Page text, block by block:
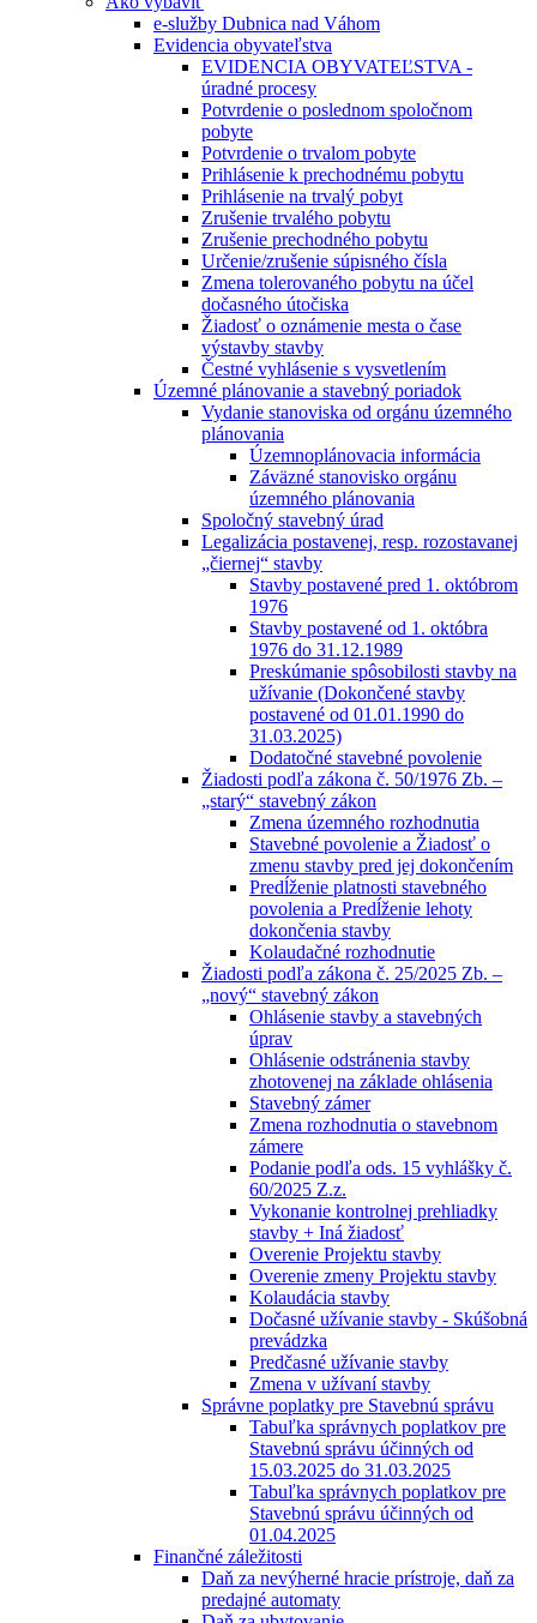
e-služby Dubnica nad Váhom
Evidencia obyvateľstva
EVIDENCIA OBYVATEĽSTVA -
úradné procesy
Potvrdenie o poslednom spoločnom
pobyte
Potvrdenie o trvalom pobyte
Prihlásenie k prechodnému pobytu
Prihlásenie na trvalý pobyt
Zrušenie trvalého pobytu
Zrušenie prechodného pobytu
Určenie/zrušenie súpisného čísla
Zmena tolerovaného pobytu na účel
dočasného útočiska
Žiadosť o oznámenie mesta o čase
výstavby stavby
Čestné vyhlásenie s vysvetlením
Územné plánovanie a stavebný poriadok
Vydanie stanoviska od orgánu územného
plánovania
Územnoplánovacia informácia
Záväzné stanovisko orgánu
územného plánovania
Spoločný stavebný úrad
Legalizácia postavenej, resp. rozostavanej
„čiernej“ stavby
Stavby postavené pred 1. októbrom
1976
Stavby postavené od 1. októbra
1976 do 31.12.1989
Preskúmanie spôsobilosti stavby na
užívanie (Dokončené stavby
postavené od 01.01.1990 do
31.03.2025)
Dodatočné stavebné povolenie
Žiadosti podľa zákona č. 50/1976 Zb. –
„starý“ stavebný zákon
Zmena územného rozhodnutia
Stavebné povolenie a Žiadosť o
zmenu stavby pred jej dokončením
Predĺženie platnosti stavebného
povolenia a Predĺženie lehoty
dokončenia stavby
Kolaudačné rozhodnutie
Žiadosti podľa zákona č. 25/2025 Zb. –
„nový“ stavebný zákon
Ohlásenie stavby a stavebných
úprav
Ohlásenie odstránenia stavby
zhotovenej na základe ohlásenia
Stavebný zámer
Zmena rozhodnutia o stavebnom
zámere
Podanie podľa ods. 15 vyhlášky č.
60/2025 Z.z.
Vykonanie kontrolnej prehliadky
stavby + Iná žiadosť
Overenie Projektu stavby
Overenie zmeny Projektu stavby
Kolaudácia stavby
Dočasné užívanie stavby - Skúšobná
prevádzka
Predčasné užívanie stavby
Zmena v užívaní stavby
Správne poplatky pre Stavebnú správu
Tabuľka správnych poplatkov pre
Stavebnú správu účinných od
15.03.2025 do 31.03.2025
Tabuľka správnych poplatkov pre
Stavebnú správu účinných od
01.04.2025
Finančné záležitosti
Daň za nevýherné hracie prístroje, daň za
predajné automaty